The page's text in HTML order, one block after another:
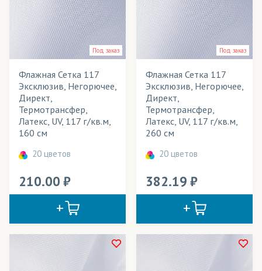
Портьеры
Постельное белье
Промоодежда
Скатерти
Спортивная форма
Спортивные костюмы
Столовый текстиль (скатерти)
Сувениры
Сумки
Театральные декорации
Театральные костюмы
Под заказ
Флажная Сетка 117
Эксклюзив, Негорючее,
Директ,
Термотрансфер,
Латекс, UV, 117 г/кв.м,
160 см
20 цветов
210.00
Под заказ
Флажная Сетка 117
Эксклюзив, Негорючее,
Директ,
Термотрансфер,
Латекс, UV, 117 г/кв.м,
260 см
20 цветов
382.19